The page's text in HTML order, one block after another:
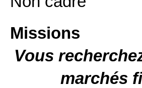
Missions
Vous
marchés